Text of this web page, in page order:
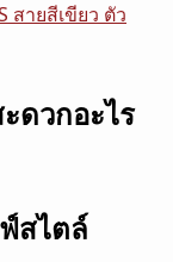
สายสีเขียว ตัว
ดวกอะไร
สไตล์